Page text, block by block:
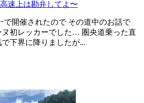
速上は勘弁してよ〜
で開催されたので その道中のお話で
初レッカーでした… 圏央道乗った直
下界に降りましたが...